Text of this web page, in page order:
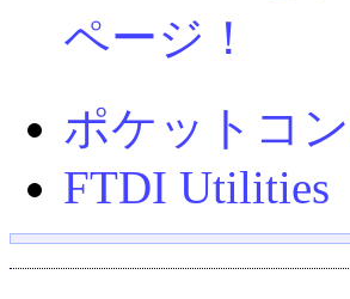
ページ！
ポケットコ
FTDI Utilities